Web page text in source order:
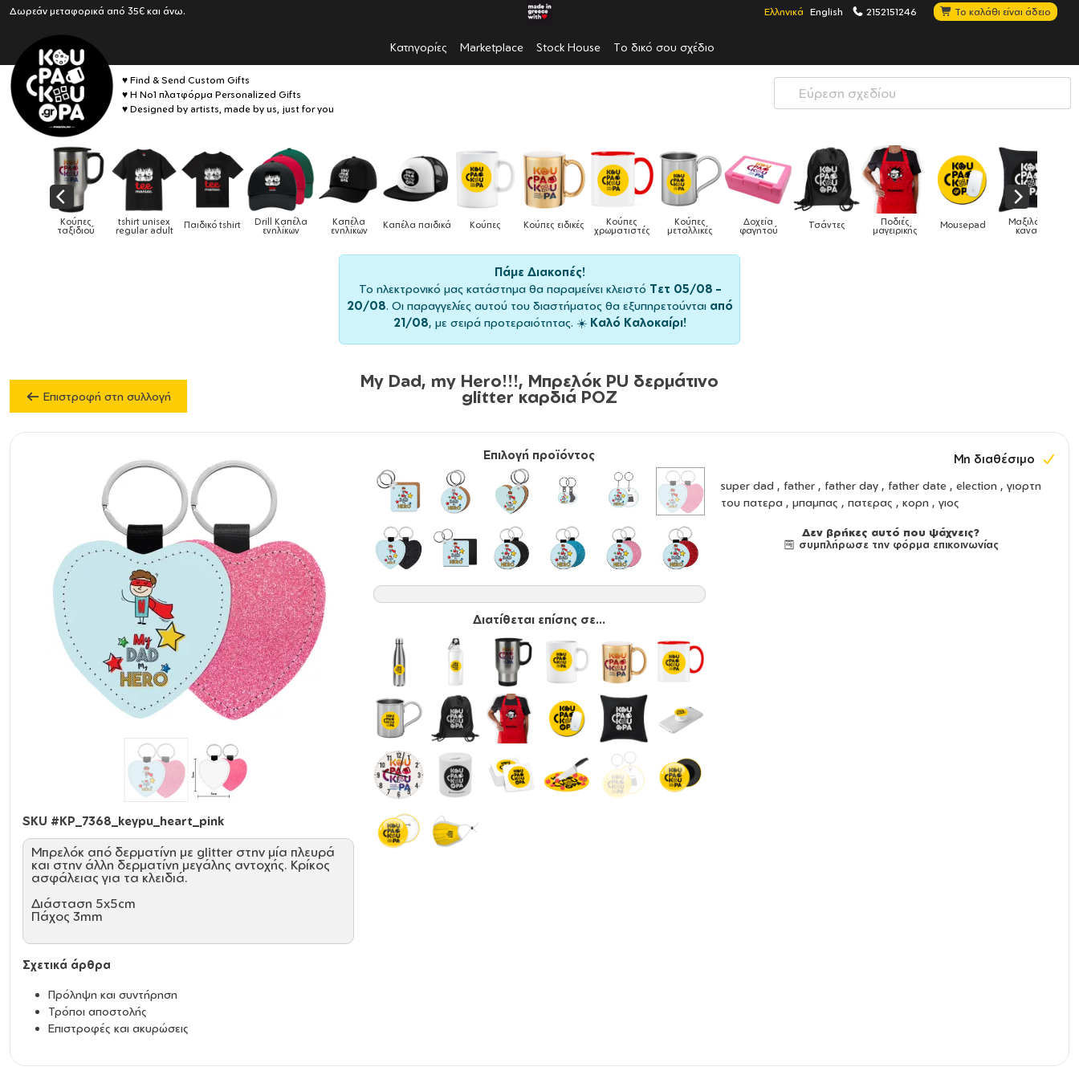
Δωρεάν μεταφορικά από 35€ και άνω. Ελληνικά English 2152151246 Το καλάθι είναι άδειο
Κατηγορίες Marketplace Stock House Το δικό σου σχέδιο
♥ Find & Send Custom Gifts
♥ Η No1 πλατφόρμα Personalized Gifts
♥ Designed by artists, made by us, just for you
Παιδικό tshirt Drill Καπέλα
ενηλίκων
Καπέλα
ενηλίκων Καπέλα παιδικά Κούπες Κούπες ειδικές Κούπες
χρωματιστές
Κούπες
μεταλλικές
Δοχεία
φαγητού Τσάντες Ποδιές
μαγειρικής Mousepad Μαξιλάρια
καναπέ Phone Holders Ρολόγια
Πάμε Διακοπές!
Το ηλεκτρονικό μας κατάστημα θα παραμείνει κλειστό Τετ 05/08 –
20/08. Οι παραγγελίες αυτού του διαστήματος θα εξυπηρετούνται από
21/08, με σειρά προτεραιότητας. ☀️ Καλό Καλοκαίρι!
Επιστροφή στη συλλογή
My Dad, my Hero!!!, Μπρελόκ PU δερμάτινο
glitter καρδιά ΡΟΖ
SKU #KP_7368_keypu_heart_pink
Mπρελόκ από δερματίνη με glitter στην μία πλευρά
και στην άλλη δερματίνη μεγάλης αντοχής. Κρίκος
ασφάλειας για τα κλειδιά.
Διάσταση 5x5cm
Πάχος 3mm
Σχετικά άρθρα
Πρόληψη και συντήρηση
Τρόποι αποστολής
Επιστροφές και ακυρώσεις
Επιλογή προϊόντος
Διατίθεται επίσης σε...
Μη διαθέσιμο
super dad , father , father day , father date , election , γιορτη
του πατερα , μπαμπας , πατερας , κορη , γιος
Δεν βρήκες αυτό που ψάχνεις?
συμπλήρωσε την φόρμα επικοινωνίας